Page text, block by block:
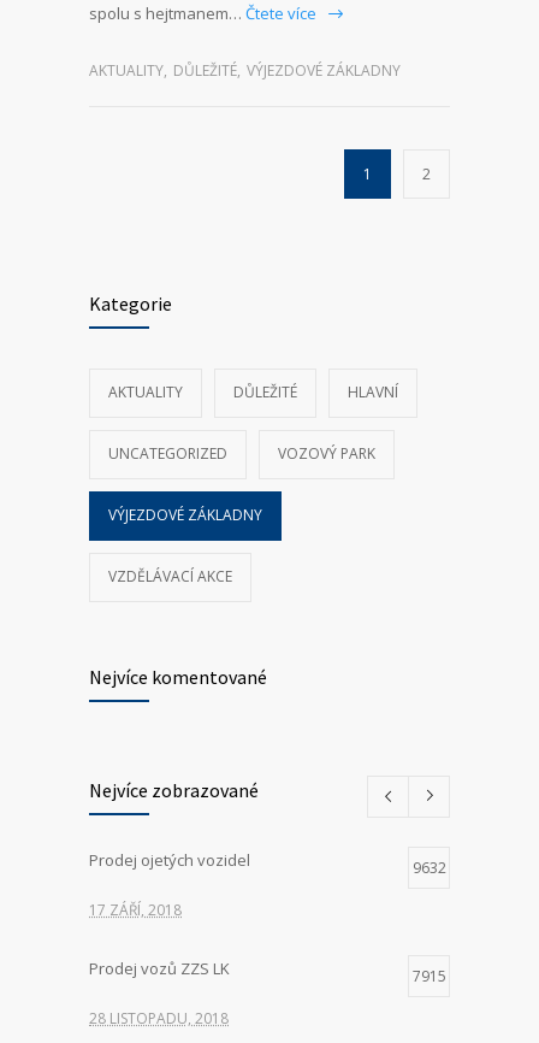
spolu s hejtmanem… Čtete více
AKTUALITY, DŮLEŽITÉ, VÝJEZDOVÉ ZÁKLADNY
1 2
Kategorie
AKTUALITY DŮLEŽITÉ HLAVNÍ
UNCATEGORIZED VOZOVÝ PARK
VÝJEZDOVÉ ZÁKLADNY
VZDĚLÁVACÍ AKCE
Nejvíce komentované
Nejvíce zobrazované
Prodej ojetých vozidel 9632
17 ZÁŘÍ, 2018
Prodej vozů ZZS LK 7915
28 LISTOPADU, 2018